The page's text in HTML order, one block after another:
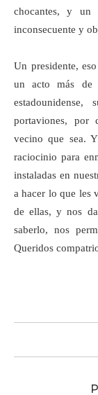
chocantes, y un
inconsecuente y
Un presidente,
un acto más de
portaviones, por
vecino que sea.
raciocinio para
instaladas en
a hacer lo que les
de ellas, y nos
saberlo, nos
Queridos